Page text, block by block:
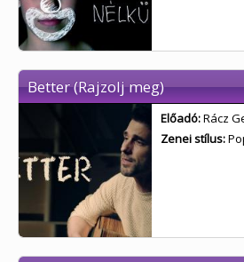
Better (Rajzolj meg)
Előadó:Rácz
Zenei stílus: